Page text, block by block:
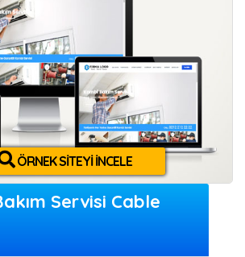
ÖRNEK SITEYI İNCELE
Servisi Cable